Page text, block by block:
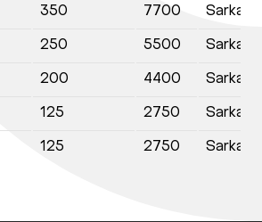
350 7700
Sarkana
250 5500
Sarkana
200 4400
Sarkana
125 2750
Sarkana
125 2750 Sarkana